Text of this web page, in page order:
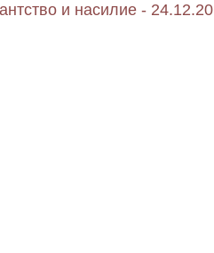
и насилие - 24.12.20